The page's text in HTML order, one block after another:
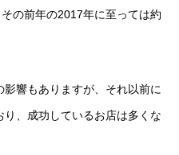
の前年の2017年に至っては約
響もありますが、それ以前に
、成功しているお店は多くな